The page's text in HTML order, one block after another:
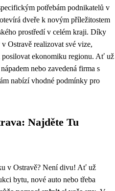
potřebám podnikatelů v
dveře k novým příležitostem
prostředí v celém kraji. Díky
Ostravě realizovat své vize,
posilovat ekonomiku regionu. Ať už
nebo zavedená firma s
nabízí vhodné podmínky pro
Najděte Tu
v Ostravě? Není divu! Ať už
bytu, nové auto nebo třeba